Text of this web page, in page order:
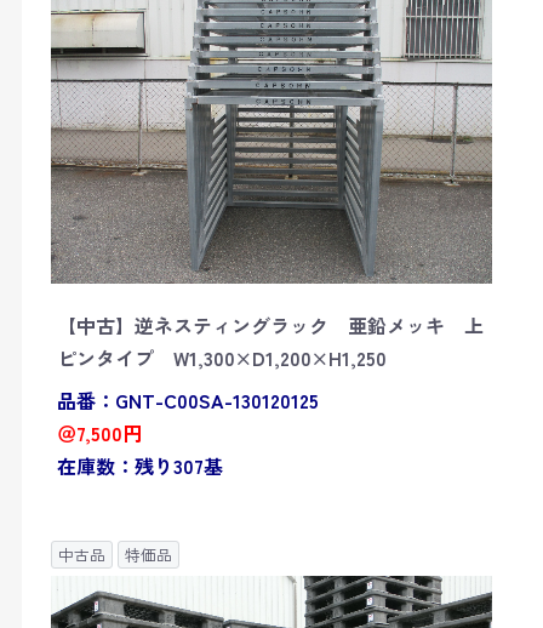
【中古】逆ネスティングラック 亜鉛メッキ 上
ピンタイプ W1,300×D1,200×H1,250
品番：GNT-C00SA-130120125
＠7,500円
在庫数：残り307基
中古品 特価品